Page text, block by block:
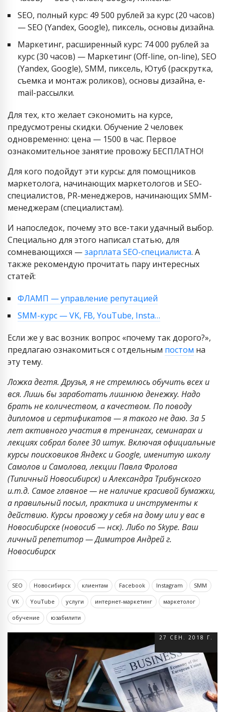
SEO, полный курс: 49 500 рублей за курс (20 часов)
— SEO (Yandex, Google), пиксель, основы дизайна.
Маркетинг, расширенный курс: 74 000 рублей за
курс (30 часов) — Маркетинг (Оff-line, on-line), SEO
(Yandex, Google), SMM, пиксель, Ютуб (раскрутка,
съемка и монтаж роликов), основы дизайна, e-
mail-рассылки.
Для тех, кто желает сэкономить на курсе,
предусмотрены скидки. Обучение 2 человек
одновременно: цена — 1500 в час. Первое
ознакомительное занятие провожу БЕСПЛАТНО!
Для кого подойдут эти курсы: для помощников
маркетолога, начинающих маркетологов и SEO-
специалистов, PR-менеджеров, начинающих SMM-
менеджерам (специалистам).
И напоследок, почему это все-таки удачный выбор.
Специально для этого написал статью, для
сомневающихся —зарплата SEO-специалиста. А
также рекомендую прочитать пару интересных
статей:
ФЛАМП — управление репутацией
SMM-курс — VK, FB, YouTube, Insta…
Если же у вас возник вопрос «почему так дорого?»,
предлагаю ознакомиться с отдельным постом на
эту тему.
Ложка дегтя. Друзья, я не стремлюсь обучить всех и
вся. Лишь бы заработать лишнюю денежку. Надо
брать не количеством, а качеством. По поводу
дипломов и сертификатов — я такого не даю. За 5
лет активного участия в тренингах, семинарах и
лекциях собрал более 30 штук. Включая официальные
курсы поисковиков Яндекс и Google, именитую школу
Самолов и Самолова, лекции Павла Фролова
(Типичный Новосибирск) и Александра Трибунского
и.т.д. Самое главное — не наличие красивой бумажки,
а правильный посыл, практика и инструменты к
действию. Курсы провожу у себя на дому или у вас в
Новосибирске (новосиб — нск). Либо по Skype. Ваш
личный репетитор — Димитров Андрей г.
Новосибирск
SEO Новосибирск клиентам Facebook Instagram SMM
VK YouTube услуги интернет-маркетинг маркетолог
обучение юзабилити
27 СЕН. 2018 Г.